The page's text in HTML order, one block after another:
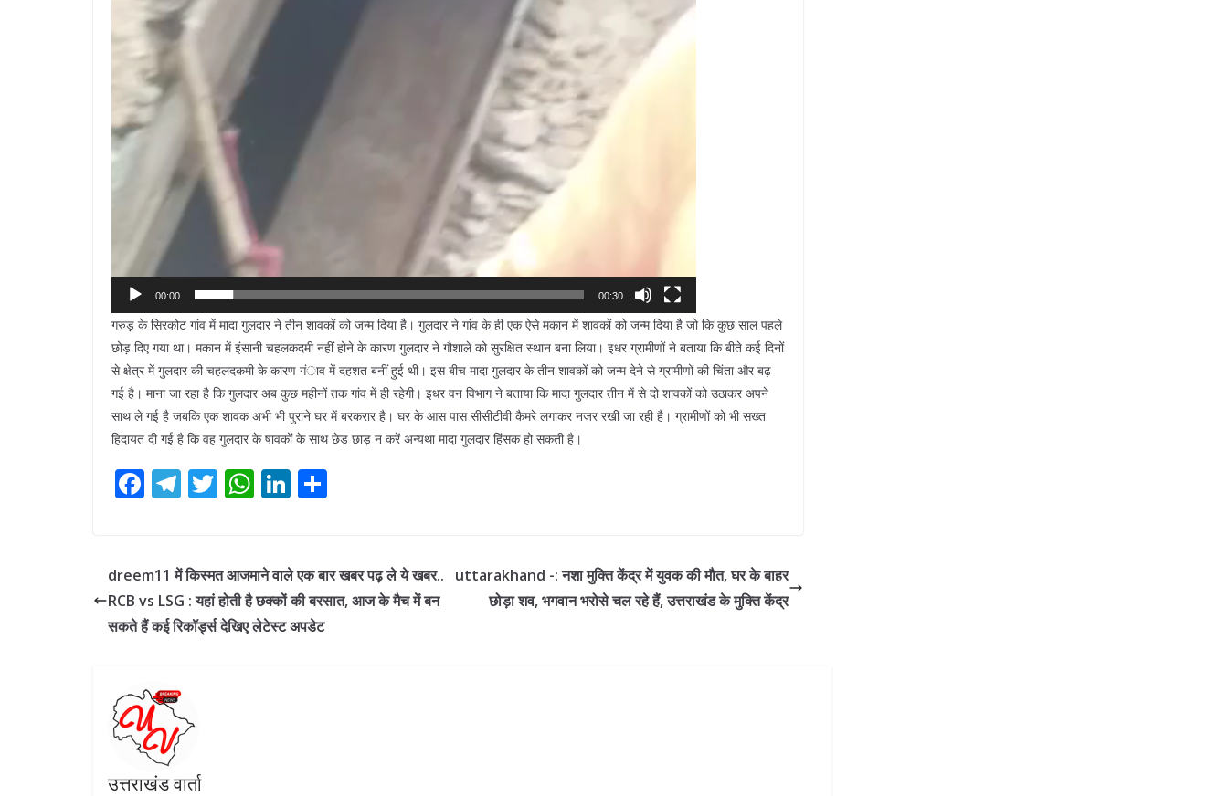
00:00 00:30
गरुड़ के सिरकोट गांव में मादा गुलदार ने तीन शावकों को जन्म दिया है। गुलदार ने गांव के ही एक ऐसे मकान में शावकों को जन्म दिया है जो कि कुछ साल पहले
छोड़ दिए गया था। मकान में इंसानी चहलकदमी नहीं होने के कारण गुलदार ने गौशाले को सुरक्षित स्थान बना लिया। इधर ग्रामीणों ने बताया कि बीते कई दिनों
से क्षेत्र में गुलदार की चहलदकमी के कारण गंाव में दहशत बनीं हुई थी। इस बीच मादा गुलदार के तीन शावकों को जन्म देने से ग्रामीणों की चिंता और बढ़
गई है। माना जा रहा है कि गुलदार अब कुछ महीनों तक गांव में ही रहेगी। इधर वन विभाग ने बताया कि मादा गुलदार तीन में से दो शावकों को उठाकर अपने
साथ ले गई है जबकि एक शावक अभी भी पुराने घर में बरकरार है। घर के आस पास सीसीटीवी कैमरे लगाकर नजर रखी जा रही है। ग्रामीणों को भी सख्त
हिदायत दी गई है कि वह गुलदार के षावकों के साथ छेड़ छाड़ न करें अन्यथा मादा गुलदार हिंसक हो सकती है।
F
b
o
o
T
gr
a
m
T
er
W
s
A
p
Li
e
dI
n
e
dreem11 में किस्मत आजमाने वाले एक बार खबर पढ़ ले ये खबर..
RCB vs LSG : यहां होती है छक्कों की बरसात, आज के मैच में बन
सकते हैं कई रिकॉर्ड्स देखिए लेटेस्ट अपडेट
uttarakhand -: नशा मुक्ति केंद्र में युवक की मौत, घर के बाहर
छोड़ा शव, भगवान भरोसे चल रहे हैं, उत्तराखंड के मुक्ति केंद्र
उत्तराखंड वार्ता